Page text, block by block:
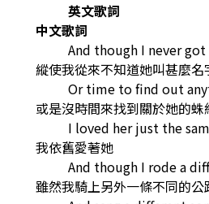
英文歌詞
中文歌詞
And though I never got
縱使我從來不知道她叫甚麼名
Or time to find out
或是沒時間來找到關於她的蛛
I loved her just the
我依舊愛著她
And though I rode a
雖然我騎上另外一條不同的公